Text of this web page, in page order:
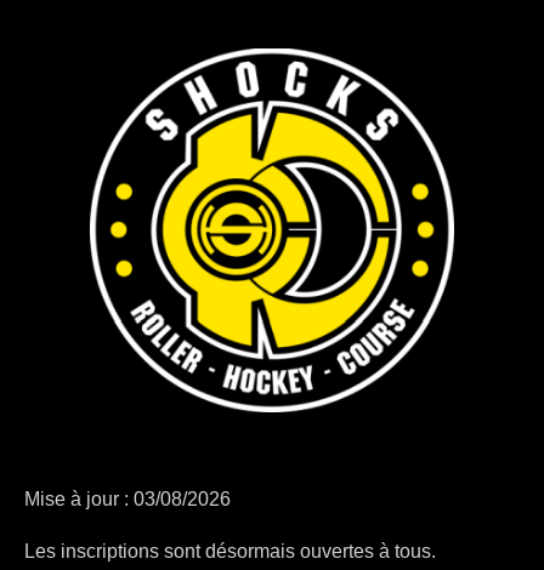
Mise à jour : 03/08/2026
Les inscriptions sont désormais ouvertes à tous.